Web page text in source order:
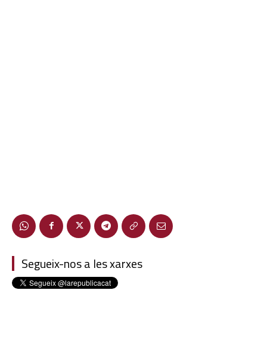
Segueix-nos a les xarxes